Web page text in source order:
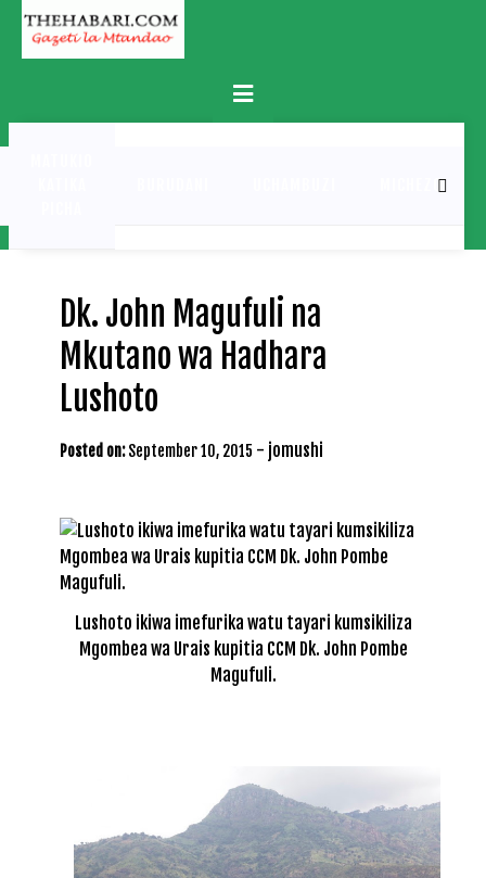
Skip
content
Primary
Menu
MICHEZO
Dk. John Magufuli na
Mkutano wa Hadhara
Lushoto
Posted on: September 10, 2015 - jomushi
Lushoto ikiwa imefurika watu tayari kumsikiliza
Mgombea wa Urais kupitia CCM Dk. John Pombe
Magufuli.